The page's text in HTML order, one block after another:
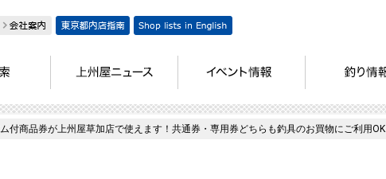
付商品券が上州屋草加店で使えます！共通券・専用券どちらも釣具のお買物にご利用OK